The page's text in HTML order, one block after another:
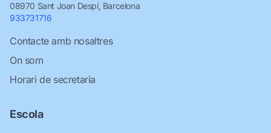
08970 Sant Joan Despí, Barcelona
933731716
Contacte amb nosaltres
On som
Horari de secretaria
Escola